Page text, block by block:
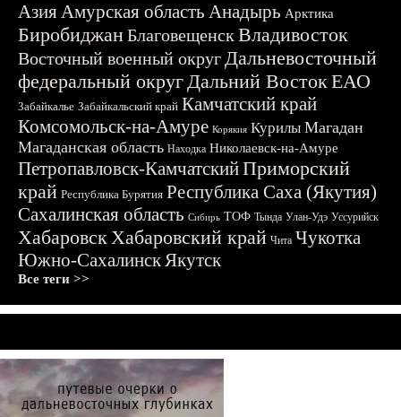
АзияАмурская область Анадырь Арктика
БиробиджанБлаговещенскВладивосток
Восточный военный округДальневосточный
федеральный округДальний ВостокЕАО
Забайкалье Забайкальский край Камчатский край
Комсомольск-на-Амуре Корякия Курилы Магадан
Магаданская область Находка Николаевск-на-Амуре
Петропавловск-КамчатскийПриморский
край Республика Бурятия Республика Саха (Якутия)
Сахалинская область Сибирь ТОФ Тында Улан-Удэ Уссурийск
ХабаровскХабаровский край Чита Чукотка
Южно-СахалинскЯкутск
Все теги >>